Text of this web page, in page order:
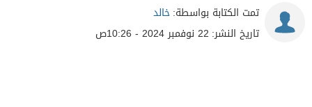
تمت الكتابة بواسطة:خالد
تاريخ النشر: 22 نوفمبر 2024 - 10:26ص